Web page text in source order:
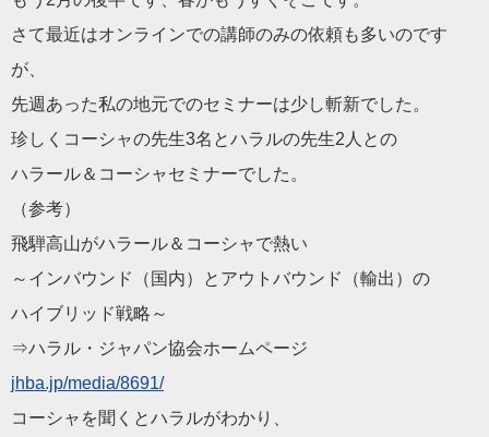
さて最近はオンラインでの講師のみの依頼も多いのです
が、
先週あった私の地元でのセミナーは少し斬新でした。
珍しくコーシャの先生3名とハラルの先生2人との
ハラール＆コーシャセミナーでした。
（参考）
飛騨高山がハラール＆コーシャで熱い
～インバウンド（国内）とアウトバウンド（輸出）の
ハイブリッド戦略～
⇒ハラル・ジャパン協会ホームページ
jhba.jp/media/8691/
コーシャを聞くとハラルがわかり、